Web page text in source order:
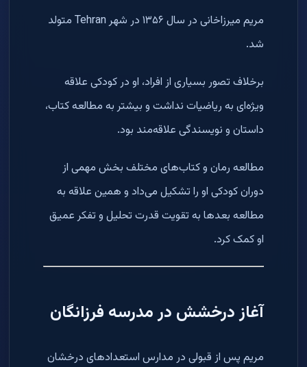
مریم میرزاخانی در سال ۱۳۵۶ در شهر Tehran متولد
شد.
برخلاف تصور بسیاری از افراد، او در کودکی علاقه
ویژه‌ای به ریاضیات نداشت و بیشتر به مطالعه کتاب،
داستان و نویسندگی علاقه‌مند بود.
مطالعه رمان و کتاب‌های مختلف بخش مهمی از
دوران کودکی او را تشکیل می‌داد و همین علاقه به
مطالعه بعدها به تقویت قدرت تحلیل و تفکر عمیق
او کمک کرد.
آغاز درخشش در مدرسه فرزانگان
مریم پس از قبولی در مدارس استعدادهای درخشان